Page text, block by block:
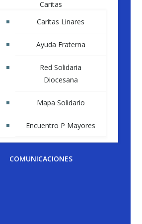
Caritas
Caritas Linares
Ayuda Fraterna
Red Solidaria
Diocesana
Mapa Solidario
Encuentro P Mayores
COMUNICACIONES